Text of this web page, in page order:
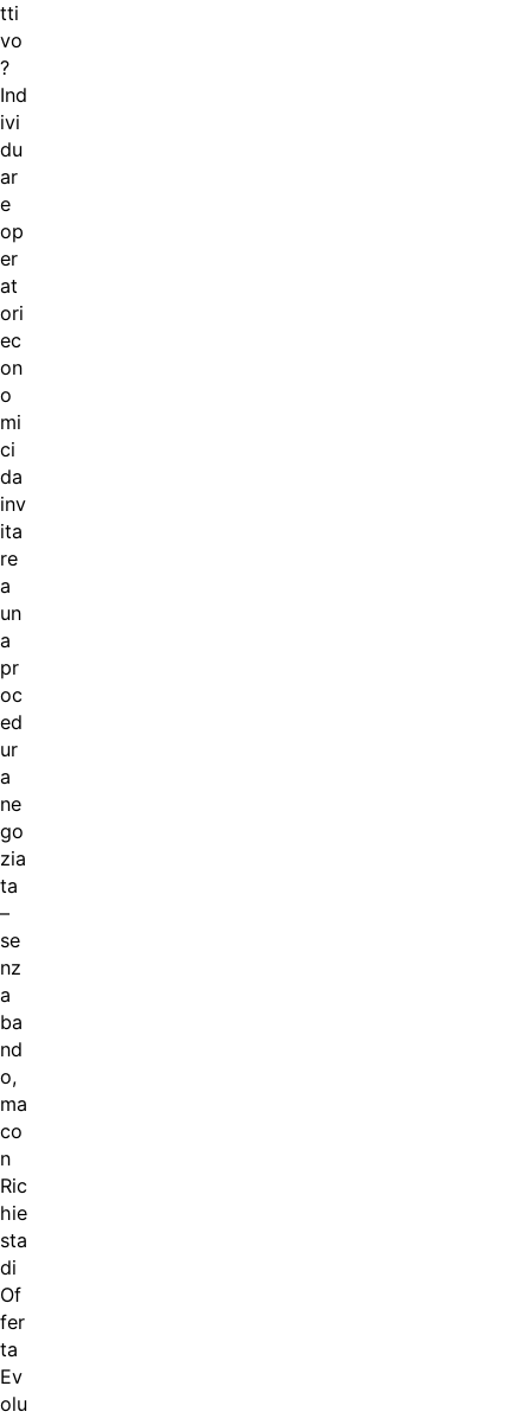
tti
vo
?
Ind
ivi
du
ar
e
op
er
at
ori
ec
on
o
mi
ci
da
inv
ita
re
a
un
a
pr
oc
ed
ur
a
ne
go
zia
ta
–
se
nz
a
ba
nd
o,
ma
co
n
Ric
hie
sta
di
Of
fer
ta
Ev
olu